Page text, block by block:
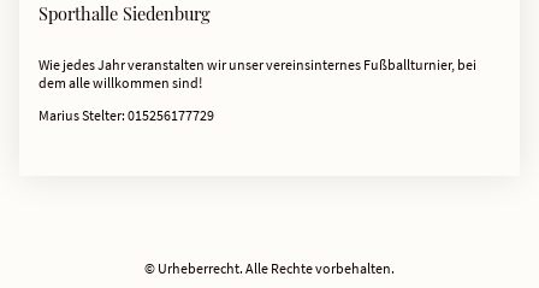
Sporthalle Siedenburg
Wie jedes Jahr veranstalten wir unser vereinsinternes Fußballturnier, bei
dem alle willkommen sind!
Marius Stelter: 015256177729
© Urheberrecht. Alle Rechte vorbehalten.